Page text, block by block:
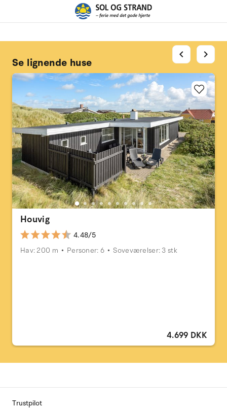
Se lignende huse
Houvig
4.48/5
Hav: 200 m
Personer: 6 Soveværelser: 3 stk
4.699 DKK
chevron_left chevron_right
Trustpilot